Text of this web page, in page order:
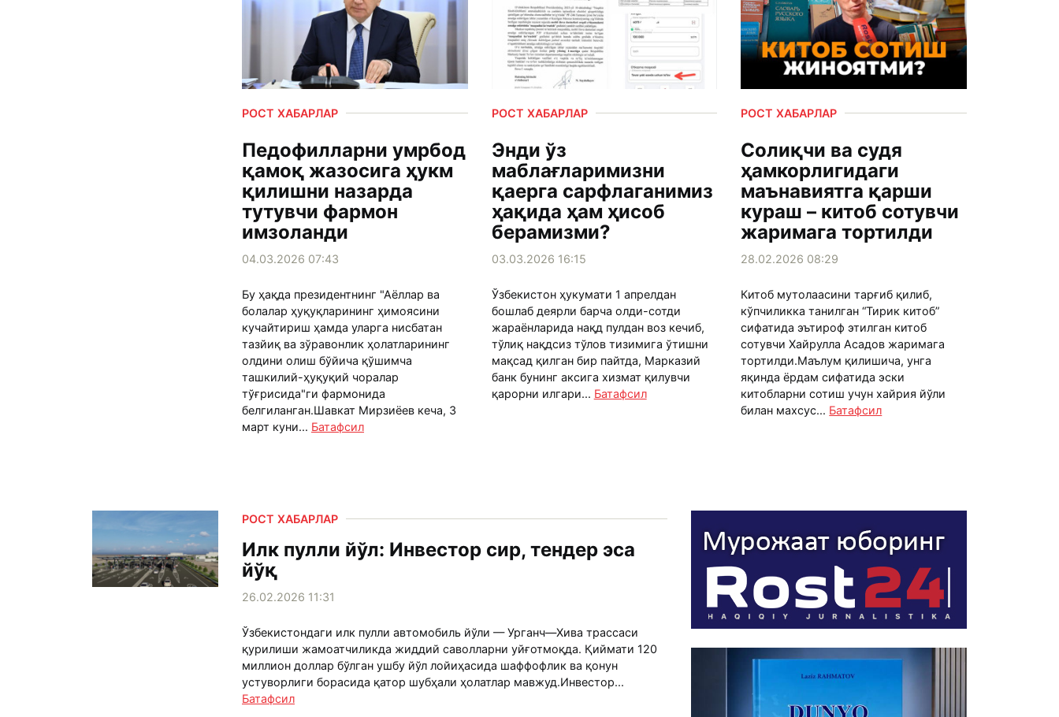
РОСТ ХАБАРЛАР
Педофилларни умрбод
қамоқ жазосига ҳукм
қилишни назарда
тутувчи фармон
имзоланди
04.03.2026 07:43
Бу ҳақда президентнинг "Аёллар ва
болалар ҳуқуқларининг ҳимоясини
кучайтириш ҳамда уларга нисбатан
тазйиқ ва зўравонлик ҳолатларининг
олдини олиш бўйича қўшимча
ташкилий-ҳуқуқий чоралар
тўғрисида"ги фармонида
белгиланган.Шавкат Мирзиёев кеча, 3
март куни... Батафсил
РОСТ ХАБАРЛАР
Энди ўз
маблағларимизни
қаерга сарфлаганимиз
ҳақида ҳам ҳисоб
берамизми?
03.03.2026 16:15
Ўзбекистон ҳукумати 1 апрелдан
бошлаб деярли барча олди-сотди
жараёнларида нақд пулдан воз кечиб,
тўлиқ нақдсиз тўлов тизимига ўтишни
мақсад қилган бир пайтда, Марказий
банк бунинг аксига хизмат қилувчи
қарорни илгари... Батафсил
РОСТ ХАБАРЛАР
Солиқчи ва судя
ҳамкорлигидаги
маънавиятга қарши
кураш – китоб сотувчи
жаримага тортилди
28.02.2026 08:29
Китоб мутолаасини тарғиб қилиб,
кўпчиликка танилган “Тирик китоб”
сифатида эътироф этилган китоб
сотувчи Хайрулла Асадов жаримага
тортилди.Маълум қилишича, унга
яқинда ёрдам сифатида эски
китобларни сотиш учун хайрия йўли
билан махсус... Батафсил
РОСТ ХАБАРЛАР
Илк пулли йўл: Инвестор сир, тендер эса
йўқ
26.02.2026 11:31
Ўзбекистондаги илк пулли автомобиль йўли — Урганч—Хива трассаси
қурилиши жамоатчиликда жиддий саволларни уйғотмоқда. Қиймати 120
миллион доллар бўлган ушбу йўл лойиҳасида шаффофлик ва қонун
устуворлиги борасида қатор шубҳали ҳолатлар мавжуд.Инвестор...
Батафсил